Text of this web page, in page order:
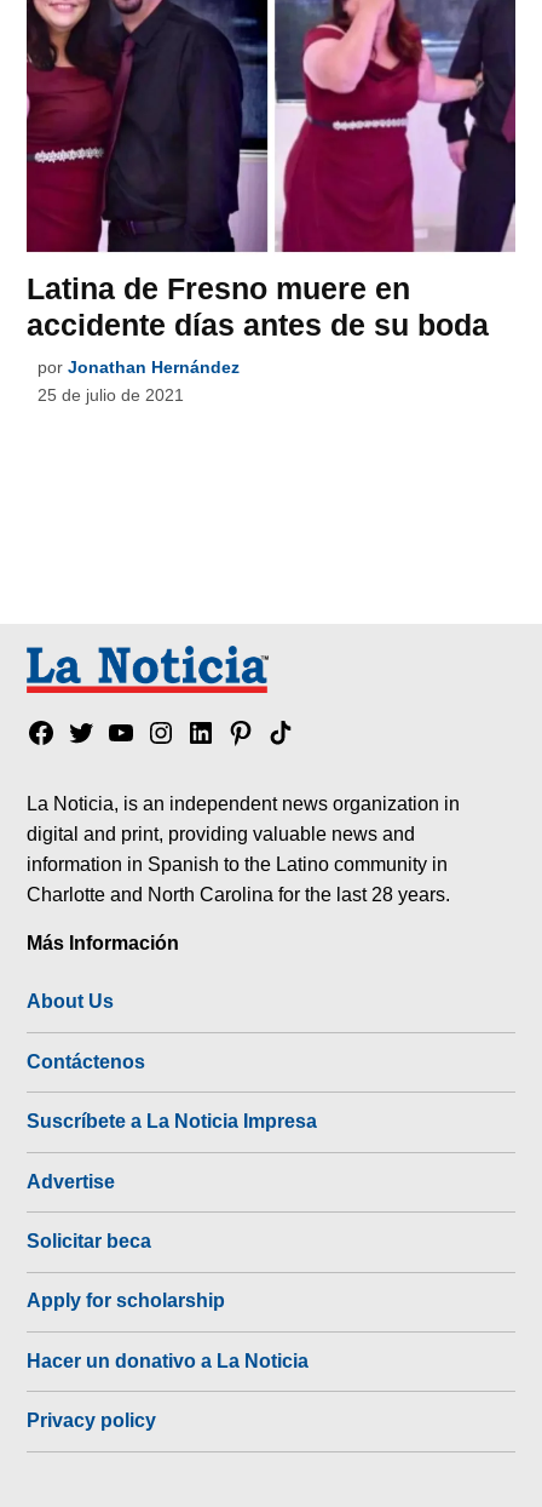
Latina de Fresno muere en
accidente días antes de su boda
por Jonathan Hernández
25 de julio de 2021
Facebook
TwitterYouTubeInstagram
LinkedinPinterest
Tik
La Noticia, is an independent news organization in
digital and print, providing valuable news and
information in Spanish to the Latino community in
Charlotte and North Carolina for the last 28 years.
Más Información
About Us
Contáctenos
Suscríbete a La Noticia Impresa
Advertise
Solicitar beca
Apply for scholarship
Hacer un donativo a La Noticia
Privacy policy